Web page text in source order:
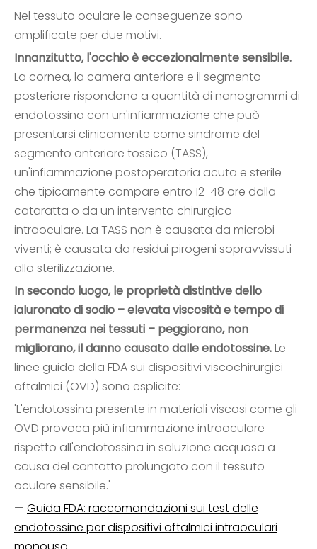
Nel tessuto oculare le conseguenze sono
amplificate per due motivi.
Innanzitutto, l'occhio è eccezionalmente sensibile.
La cornea, la camera anteriore e il segmento
posteriore rispondono a quantità di nanogrammi di
endotossina con un'infiammazione che può
presentarsi clinicamente come sindrome del
segmento anteriore tossico (TASS),
un'infiammazione postoperatoria acuta e sterile
che tipicamente compare entro 12-48 ore dalla
cataratta o da un intervento chirurgico
intraoculare. La TASS non è causata da microbi
viventi; è causata da residui pirogeni sopravvissuti
alla sterilizzazione.
In secondo luogo, le proprietà distintive dello
ialuronato di sodio – elevata viscosità e tempo di
permanenza nei tessuti – peggiorano, non
migliorano, il danno causato dalle endotossine.Le
linee guida della FDA sui dispositivi viscochirurgici
oftalmici (OVD) sono esplicite:
'L'endotossina presente in materiali viscosi come gli
OVD provoca più infiammazione intraoculare
rispetto all'endotossina in soluzione acquosa a
causa del contatto prolungato con il tessuto
oculare sensibile.'
— Guida FDA: raccomandazioni sui test delle
endotossine per dispositivi oftalmici intraoculari